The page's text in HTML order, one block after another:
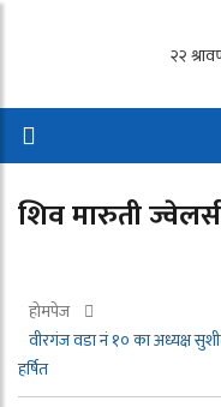
शिव मारुती ज्वेलर्स
होमपेज
वीरगंज वडा नं १० का अध्यक्ष
हर्षित